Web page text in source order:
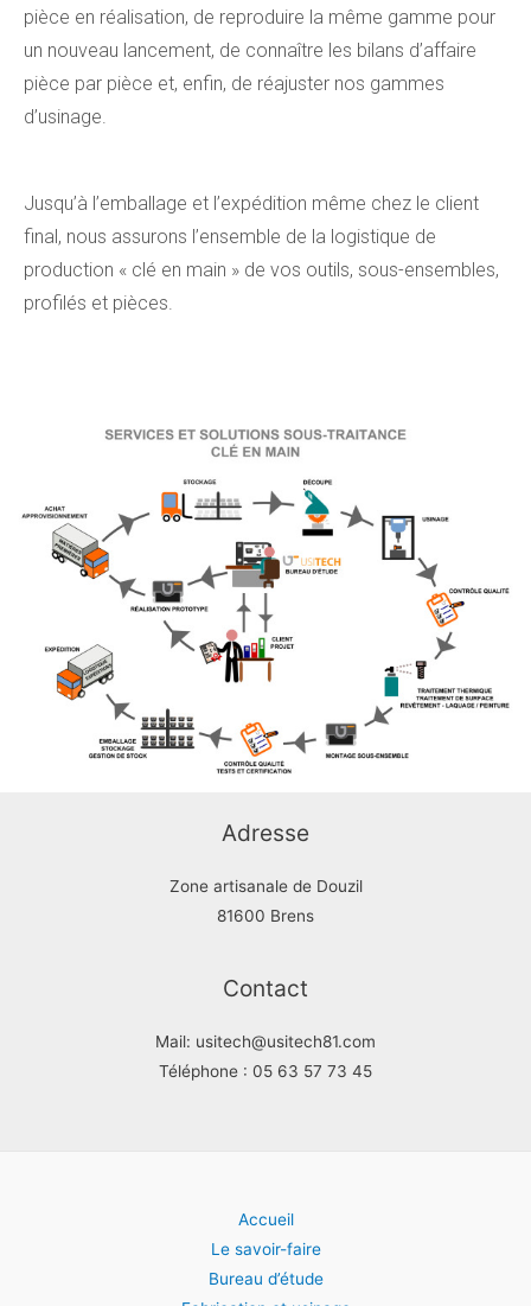
pièce en réalisation, de reproduire la même gamme pour
un nouveau lancement, de connaître les bilans d’affaire
pièce par pièce et, enfin, de réajuster nos gammes
d’usinage.
Jusqu’à l’emballage et l’expédition même chez le client
final, nous assurons l’ensemble de la logistique de
production « clé en main » de vos outils, sous-ensembles,
profilés et pièces.
Adresse
Zone artisanale de Douzil
81600 Brens
Contact
Mail: usitech@usitech81.com
Téléphone : 05 63 57 73 45
Accueil
Le savoir-faire
Bureau d’étude